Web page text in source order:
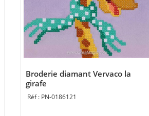
Broderie diamant Vervaco la
girafe
PN-0186121